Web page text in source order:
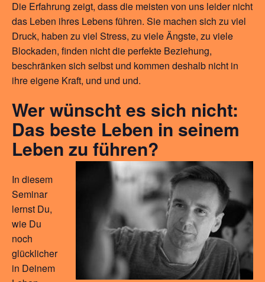
Die Erfahrung zeigt, dass die meisten von uns leider nicht
das Leben ihres Lebens führen. Sie machen sich zu viel
Druck, haben zu viel Stress, zu viele Ängste, zu viele
Blockaden, finden nicht die perfekte Beziehung,
beschränken sich selbst und kommen deshalb nicht in
ihre eigene Kraft, und und und.
Wer wünscht es sich nicht:
Das beste Leben in seinem
Leben zu führen?
In diesem
Seminar
lernst Du,
wie Du
noch
glücklicher
in Deinem